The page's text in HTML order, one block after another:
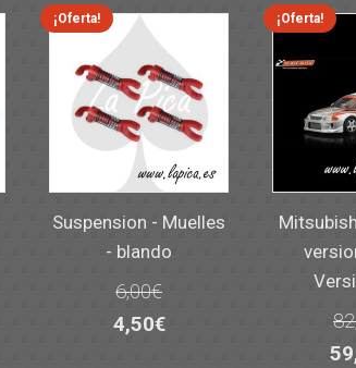
¡Oferta!
Suspension - Muelles
- blando
6,00€
El
4,50€El
¡Oferta!
El